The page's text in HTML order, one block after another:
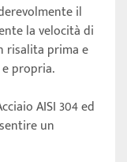
il
la velocità di
risalita prima e
propria.
AISI 304 ed
un
e cambio